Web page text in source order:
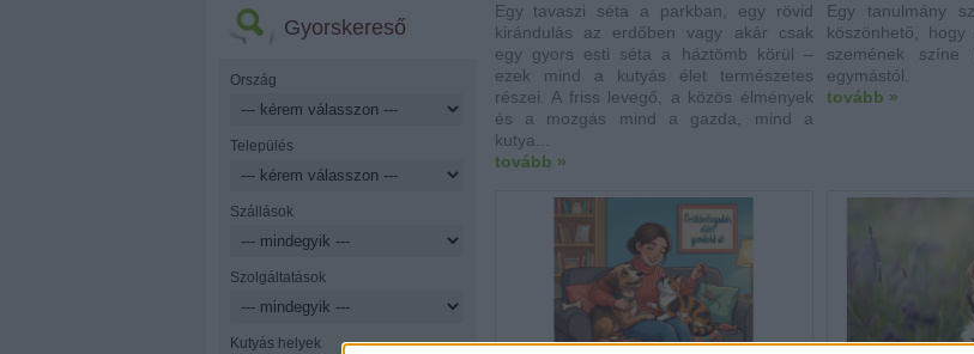
Gyorskereső
Ország
Település
Szállások
Szolgáltatások
Kutyás helyek
Egy tavaszi séta a parkban, egy rövid
kirándulás az erdőben vagy akár csak
egy gyors esti séta a háztömb körül –
ezek mind a kutyás élet természetes
részei. A friss levegő, a közös élmények
és a mozgás mind a gazda, mind a
kutya...
tovább »
Egy tanulmány
köszönhető,
szemének színe
egymástól.
tovább »